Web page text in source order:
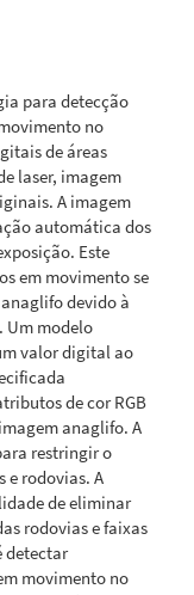
para detecção
no
de áreas
laser, imagem
A imagem
automática dos
Este
em movimento se
devido à
Um modelo
valor digital ao
de cor RGB
anaglifo. A
restringir o
e rodovias. A
de eliminar
rodovias e faixas
detectar
movimento no